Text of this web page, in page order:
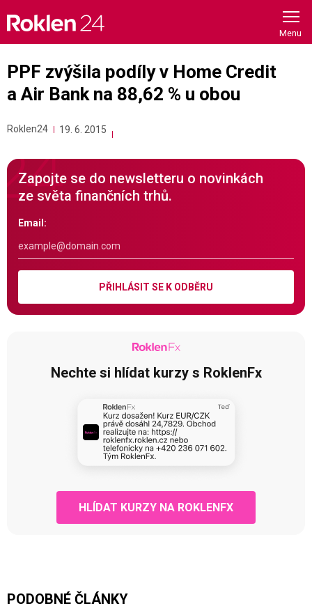
content
PPF zvýšila podíly v Home Credit
a Air Bank na 88,62 % u obou
Roklen24 19. 6. 2015
Zapojte se do newsletteru o novinkách
ze světa finančních trhů.
Email:
PŘIHLÁSIT SE K ODBĚRU
Nechte si hlídat kurzy s RoklenFx
HLÍDAT KURZY NA ROKLENFX
PODOBNÉ ČLÁNKY